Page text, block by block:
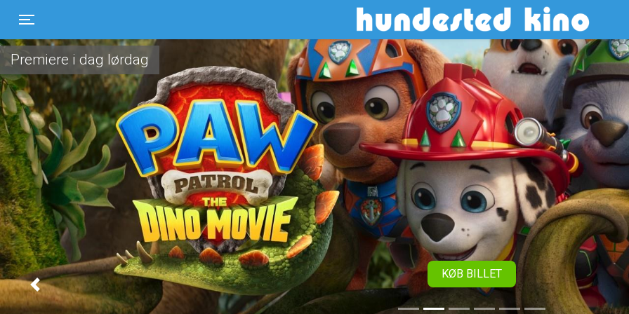
Hundested Kino
Premiere i dag lørdag
KØB BILLET
Previous